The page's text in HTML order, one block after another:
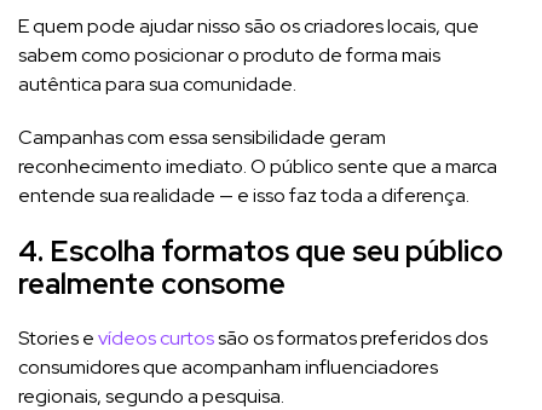
E quem pode ajudar nisso são os criadores locais, que
sabem como posicionar o produto de forma mais
autêntica para sua comunidade.
Campanhas com essa sensibilidade geram
reconhecimento imediato. O público sente que a marca
entende sua realidade — e isso faz toda a diferença.
4. Escolha formatos que seu público
realmente consome
Stories evídeos curtossão os formatos preferidos dos
consumidores que acompanham influenciadores
regionais, segundo a pesquisa.